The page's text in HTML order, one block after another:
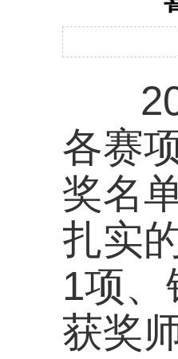
2026
各赛项
奖名单
扎实的
1项、
获奖师